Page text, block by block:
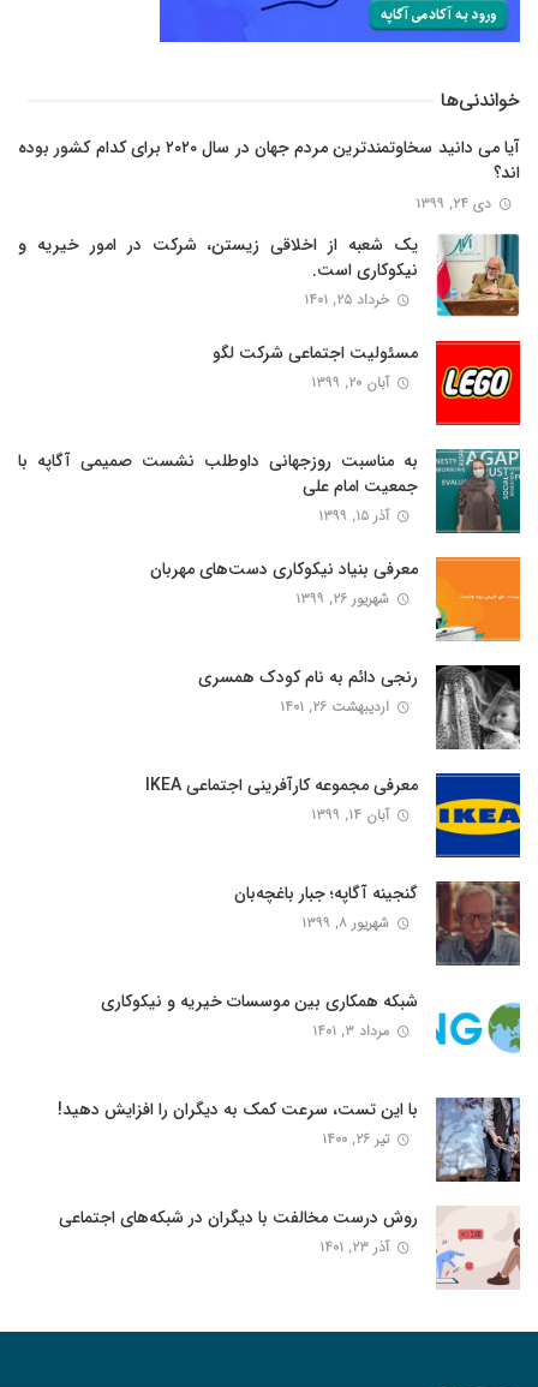
خواندنی‌ها
آیا می دانید سخاوتمندترین مردم جهان در سال ۲۰۲۰ برای کدام کشور بوده
اند؟
دی ۲۴, ۱۳۹۹
یک شعبه از اخلاقی زیستن، شرکت در امور خیریه و
نیکوکاری است.
خرداد ۲۵, ۱۴۰۱
مسئولیت اجتماعی شرکت لگو
آبان ۲۰, ۱۳۹۹
به مناسبت روزجهانی داوطلب نشست صمیمی آگاپه با
جمعیت امام علی
آذر ۱۵, ۱۳۹۹
معرفی بنیاد نیکوکاری دست‌های مهربان
شهریور ۲۶, ۱۳۹۹
رنجی دائم به نام کودک همسری
اردیبهشت ۲۶, ۱۴۰۱
معرفی مجموعه کارآفرینی اجتماعی IKEA
آبان ۱۴, ۱۳۹۹
گنجینه آگاپه؛ جبار باغچه‌بان
شهریور ۸, ۱۳۹۹
شبکه همکاری بین موسسات خیریه و نیکوکاری
مرداد ۳, ۱۴۰۱
با این تست، سرعت کمک به دیگران را افزایش دهید!
تیر ۲۶, ۱۴۰۰
روش درست مخالفت با دیگران در شبکه‌های اجتماعی
آذر ۲۳, ۱۴۰۱